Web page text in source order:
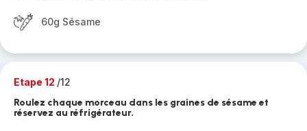
60g Sésame
Etape 12 /12
Roulez chaque morceau dans les graines de sésame et
réservez au réfrigérateur.